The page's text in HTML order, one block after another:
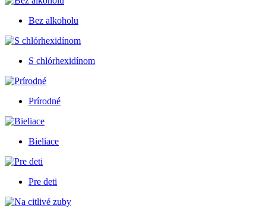
Bez alkoholu
S chlórhexidínom
Prírodné
Bieliace
Pre deti